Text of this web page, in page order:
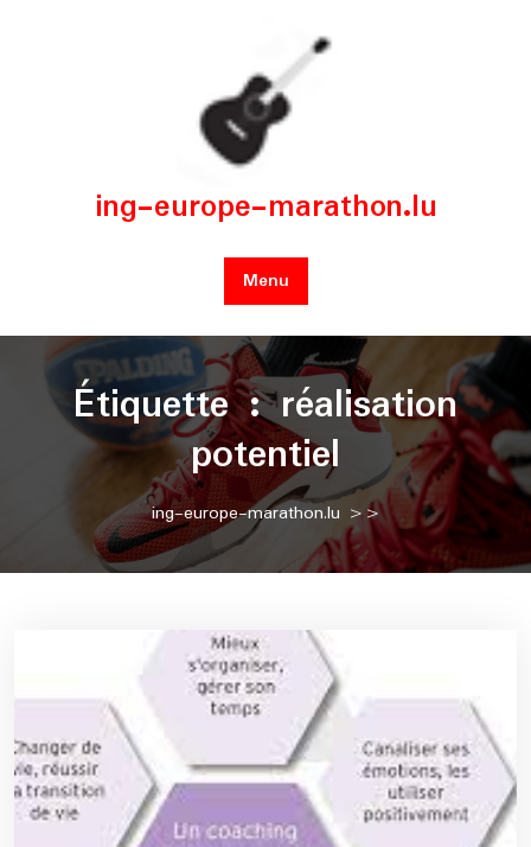
ing-europe-marathon.lu
Menu
Étiquette :réalisation
potentiel
ing-europe-marathon.lu >>